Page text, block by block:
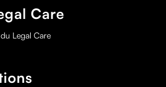
Care
Legal Care